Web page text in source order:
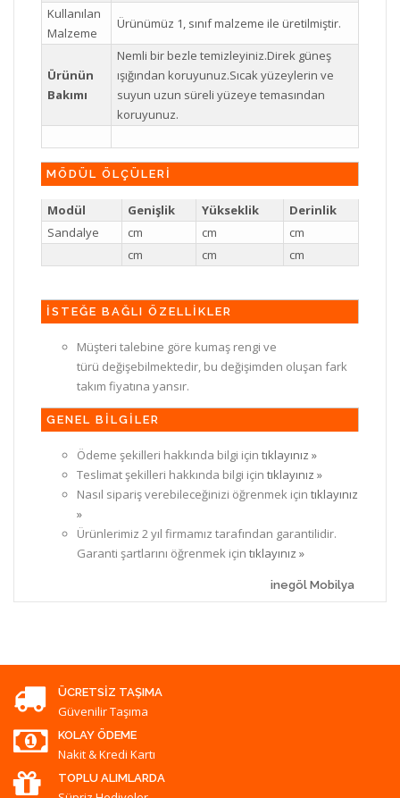
Kullanılan
Malzeme
Ürünümüz 1, sınıf malzeme ile üretilmiştir.
Ürünün
Bakımı
Nemli bir bezle temizleyiniz.Direk güneş
ışığından koruyunuz.Sıcak yüzeylerin ve
suyun uzun süreli yüzeye temasından
koruyunuz.
MÖDÜL ÖLÇÜLERİ
Modül Genişlik Yükseklik
Derinlik
Sandalye
cm cm
cm
cm
cm cm
İSTEĞE BAĞLI ÖZELLİKLER
Müşteri talebine göre kumaş rengi ve
türü değişebilmektedir, bu değişimden oluşan fark
takım fiyatına yansır.
GENEL BİLGİLER
Ödeme şekilleri hakkında bilgi için tıklayınız »
Teslimat şekilleri hakkında bilgi için tıklayınız »
Nasıl sipariş verebileceğinizi öğrenmek için tıklayınız
»
Ürünlerimiz 2 yıl firmamız tarafından garantilidir.
Garanti şartlarını öğrenmek için tıklayınız »
inegöl Mobilya
ÜCRETSIZ TAŞIMA
Güvenilir Taşıma
KOLAY ÖDEME
Nakit & Kredi Kartı
TOPLU ALIMLARDA